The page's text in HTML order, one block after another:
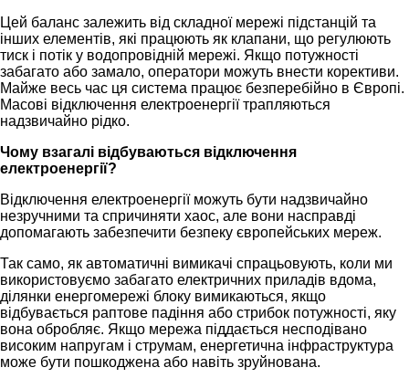
Цей баланс залежить від складної мережі підстанцій та
інших елементів, які працюють як клапани, що регулюють
тиск і потік у водопровідній мережі. Якщо потужності
забагато або замало, оператори можуть внести корективи.
Майже весь час ця система працює безперебійно в Європі.
Масові відключення електроенергії трапляються
надзвичайно рідко.
Чому взагалі відбуваються відключення
електроенергії?
Відключення електроенергії можуть бути надзвичайно
незручними та спричиняти хаос, але вони насправді
допомагають забезпечити безпеку європейських мереж.
Так само, як автоматичні вимикачі спрацьовують, коли ми
використовуємо забагато електричних приладів вдома,
ділянки енергомережі блоку вимикаються, якщо
відбувається раптове падіння або стрибок потужності, яку
вона обробляє. Якщо мережа піддається несподівано
високим напругам і струмам, енергетична інфраструктура
може бути пошкоджена або навіть зруйнована.